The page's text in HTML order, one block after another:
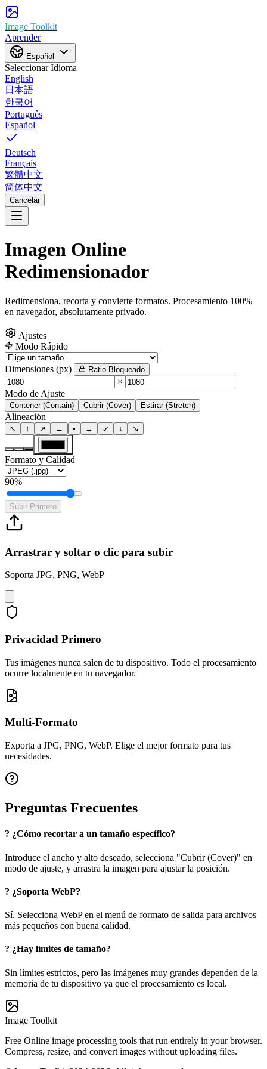
Image Toolkit
Aprender
Español
Seleccionar Idioma
English
日本語
한국어
Português
Español
Deutsch
Français
繁體中文
简体中文
Cancelar
Imagen Online
Redimensionador
Redimensiona, recorta y convierte formatos. Procesamiento 100%
en navegador, absolutamente privado.
Ajustes
Modo Rápido
Dimensiones (px) Ratio Bloqueado
×
Modo de Ajuste
Contener (Contain) Cubrir (Cover) Estirar (Stretch)
Alineación
↖ ↑ ↗ ← • → ↙ ↓ ↘
Formato y Calidad
90%
Subir Primero
Arrastrar y soltar o clic para subir
Soporta JPG, PNG, WebP
Privacidad Primero
Tus imágenes nunca salen de tu dispositivo. Todo el procesamiento
ocurre localmente en tu navegador.
Multi-Formato
Exporta a JPG, PNG, WebP. Elige el mejor formato para tus
necesidades.
Preguntas Frecuentes
? ¿Cómo recortar a un tamaño específico?
Introduce el ancho y alto deseado, selecciona "Cubrir (Cover)" en
modo de ajuste, y arrastra la imagen para ajustar la posición.
? ¿Soporta WebP?
Sí. Selecciona WebP en el menú de formato de salida para archivos
más pequeños con buena calidad.
? ¿Hay límites de tamaño?
Sin límites estrictos, pero las imágenes muy grandes dependen de la
memoria de tu dispositivo ya que el procesamiento es local.
Image Toolkit
Free Online image processing tools that run entirely in your browser.
Compress, resize, and convert images without uploading files.